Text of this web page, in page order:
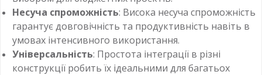
Несуча спроможність: Висока несуча спроможність
гарантує довговічність та продуктивність навіть в
умовах інтенсивного використання.
Універсальність: Простота інтеграції в різні
конструкції робить їх ідеальними для багатьох